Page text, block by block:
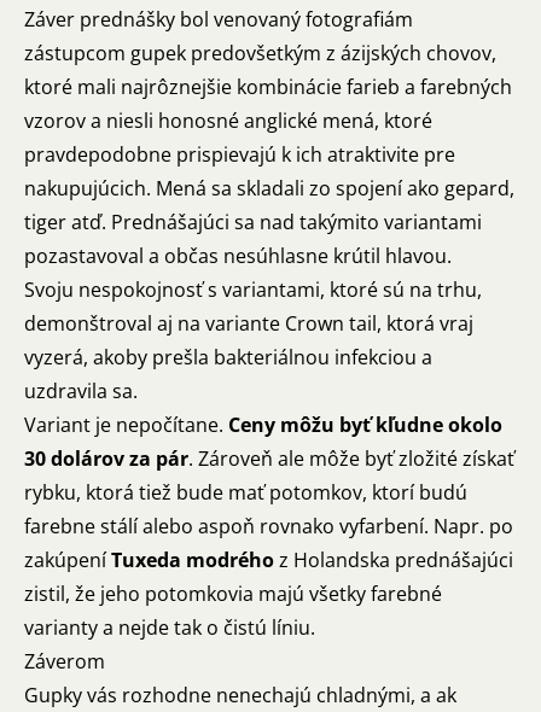
Záver prednášky bol venovaný fotografiám
zástupcom gupek predovšetkým z ázijských chovov,
ktoré mali najrôznejšie kombinácie farieb a farebných
vzorov a niesli honosné anglické mená, ktoré
pravdepodobne prispievajú k ich atraktivite pre
nakupujúcich. Mená sa skladali zo spojení ako gepard,
tiger atď. Prednášajúci sa nad takýmito variantami
pozastavoval a občas nesúhlasne krútil hlavou.
Svoju nespokojnosť s variantami, ktoré sú na trhu,
demonštroval aj na variante Crown tail, ktorá vraj
vyzerá, akoby prešla bakteriálnou infekciou a
uzdravila sa.
Variant je nepočítane. Ceny môžu byť kľudne okolo
30 dolárov za pár. Zároveň ale môže byť zložité získať
rybku, ktorá tiež bude mať potomkov, ktorí budú
farebne stálí alebo aspoň rovnako vyfarbení. Napr. po
zakúpeníTuxeda modréhoz Holandska prednášajúci
zistil, že jeho potomkovia majú všetky farebné
varianty a nejde tak o čistú líniu.
Záverom
Gupky vás rozhodne nenechajú chladnými, a ak